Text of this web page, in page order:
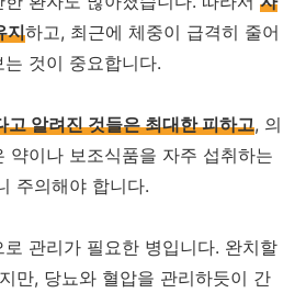
지하고, 최근에 체중이 급격히 줄어
것이 중요합니다.
고 알려진 것들은 최대한 피하고, 의
약이나 보조식품을 자주 섭취하는
주의해야 합니다.
관리가 필요한 병입니다. 완치할
만, 당뇨와 혈압을 관리하듯이 간